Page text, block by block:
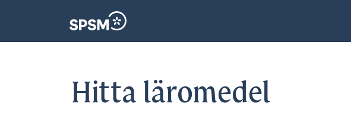
Hitta läromedel